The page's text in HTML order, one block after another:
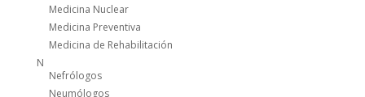
Medicina Nuclear
Medicina Preventiva
Medicina de Rehabilitación
N
Nefrólogos
Neumólogos